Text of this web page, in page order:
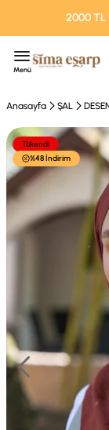
2000 TL
Menü
Anasayfa ŞAL
Tükendi
%48 İndirim